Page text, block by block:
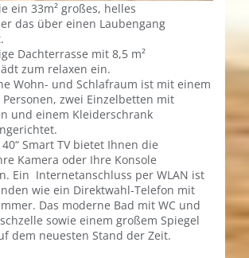
ein 33m² großes, helles
das über einen Laubengang
Dachterrasse mit 8,5 m²
zum relaxen ein.
Wohn- und Schlafraum ist mit einem
Personen, zwei Einzelbetten mit
und einem Kleiderschrank
Smart TV bietet Ihnen die
Kamera oder Ihre Konsole
Ein Internetanschluss per WLAN ist
wie ein Direktwahl-Telefon mit
Das moderne Bad mit WC und
sowie einem großem Spiegel
dem neuesten Stand der Zeit.